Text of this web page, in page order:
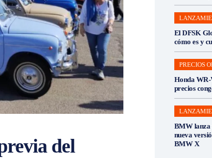
del
El DFSK
cómo es y
PRECIOS
Honda WR-
precios
BMW lanza
nueva
BMW X